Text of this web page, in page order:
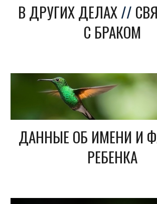
В ДРУГИХ ДЕЛАХ//
С БРАКОМ
ДАННЫЕ ОБ ИМЕНИ И
РЕБЕНКА